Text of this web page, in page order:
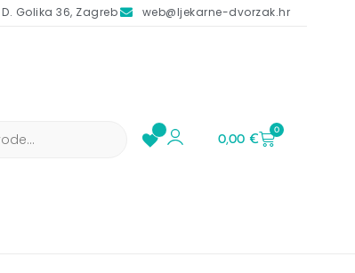
D. Golika 36, Zagreb web@ljekarne-dvorzak.hr
0,00€
0